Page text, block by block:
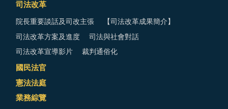
司法改革
院長重要談話及司改主張 【司法改革成果簡介】
司法改革方案及進度 司法與社會對話
司法改革宣導影片 裁判通俗化
國民法官
憲法法庭
業務綜覽